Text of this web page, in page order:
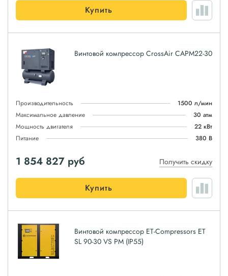
Купить
Винтовой компрессор CrossAir CAPM22-30
Производительность
1500 л/мин
Максимальное давление
30 атм
Мощность двигателя
22 кВт
Питание
380 В
1 854 827 руб Получить скидку
Купить
Винтовой компрессор ET-Compressors ET
SL 90-30 VS PM (IP55)